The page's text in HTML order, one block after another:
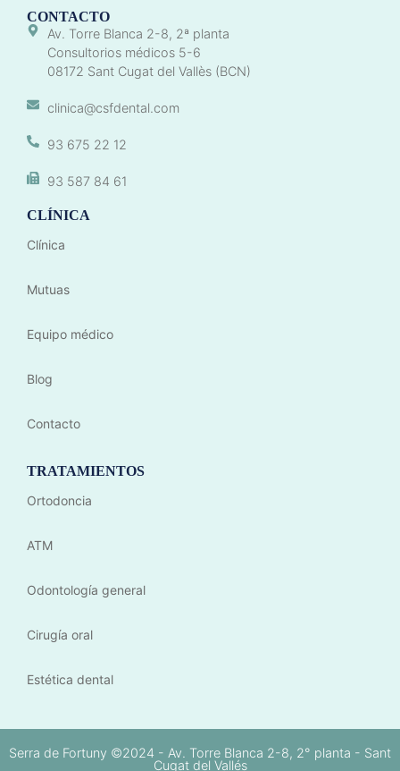
CONTACTO
Av. Torre Blanca 2-8, 2ª planta
Consultorios médicos 5-6
08172 Sant Cugat del Vallès (BCN)
clinica@csfdental.com
93 675 22 12
93 587 84 61
CLÍNICA
Clínica
Mutuas
Equipo médico
Blog
Contacto
TRATAMIENTOS
Ortodoncia
ATM
Odontología general
Cirugía oral
Estética dental
Serra de Fortuny ©2024 - Av. Torre Blanca 2-8, 2° planta - Sant
Cugat del Vallés